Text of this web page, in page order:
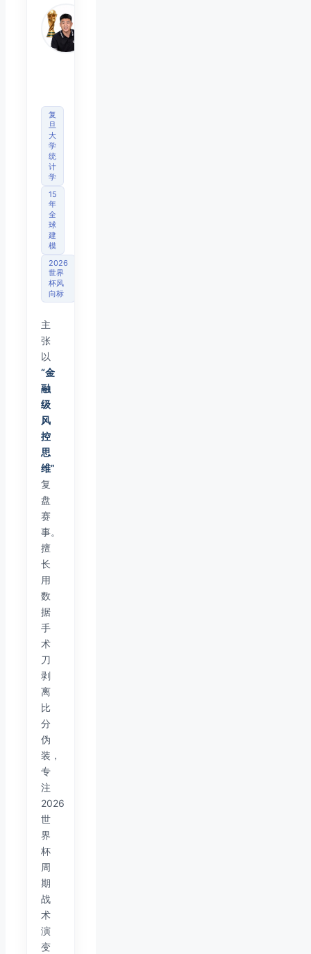
复
旦
大
学
统
计
学
15
年
全
球
建
模
2026
世界
杯风
向标
主
张
以
“金
融
级
风
控
思
维”
复
盘
赛
事。
擅
长
用
数
据
手
术
刀
剥
离
比
分
伪
装，
专
注
2026
世
界
杯
周
期
战
术
演
变